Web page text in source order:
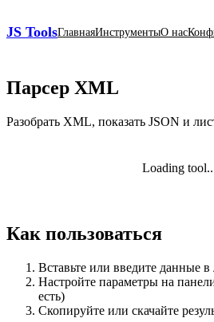
JS ToolsГлавнаяИнструментыО нас
Парсер XML
Разобрать XML, показать JSON и
Loading
Как пользоваться
Вставьте или введите данные в
Настройте параметры на
есть)
Скопируйте или скачайте